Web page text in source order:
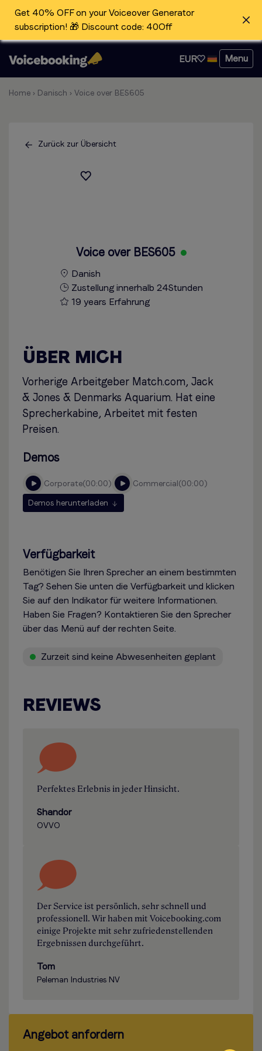
Get 40% OFF on your Voiceover Generator
subscription! 🎁 Discount code: 40Off
EUR Menu
Home › Danisch › Voice over BES605
Zurück zur Übersicht
Voice over BES605
Danish
Zustellung innerhalb 24Stunden
19 years Erfahrung
ÜBER MICH
Vorherige Arbeitgeber Match.com, Jack
& Jones & Denmarks Aquarium. Hat eine
Sprecherkabine, Arbeitet mit festen
Preisen.
Demos
corporate 00:00 commercial 00:00
Demos herunterladen
Verfügbarkeit
Benötigen Sie Ihren Sprecher an einem bestimmten
Tag? Sehen Sie unten die Verfügbarkeit und klicken
Sie auf den Indikator für weitere Informationen.
Haben Sie Fragen? Kontaktieren Sie den Sprecher
über das Menü auf der rechten Seite.
Zurzeit sind keine Abwesenheiten geplant
REVIEWS
Perfektes Erlebnis in jeder Hinsicht.
Shandor
OVVO
Der Service ist persönlich, sehr schnell und
professionell. Wir haben mit Voicebooking.com
einige Projekte mit sehr zufriedenstellenden
Ergebnissen durchgeführt.
Tom
Peleman Industries NV
Angebot anfordern